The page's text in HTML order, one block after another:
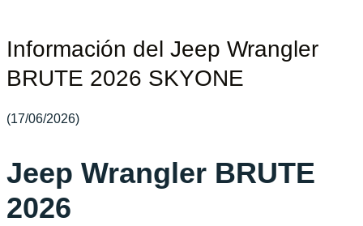
Información del Jeep Wrangler
BRUTE 2026 SKYONE
(17/06/2026)
Jeep Wrangler BRUTE
2026